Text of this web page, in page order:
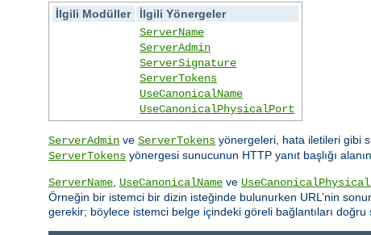
İlgili Modüller
İlgili Yönergeler
ServerName
ServerAdmin
ServerSignature
ServerTokens
UseCanonicalName
UseCanonicalPhysicalPort
ServerAdmin ve ServerTokens yönergeleri, hata iletileri gibi
ServerTokens yönergesi sunucunun HTTP yanıt başlığı
ServerName UseCanonicalName ve
Örneğin bir istemci bir dizin isteğinde bulunurken URL’nin
gerekir; böylece istemci belge içindeki göreli bağlantıları doğru